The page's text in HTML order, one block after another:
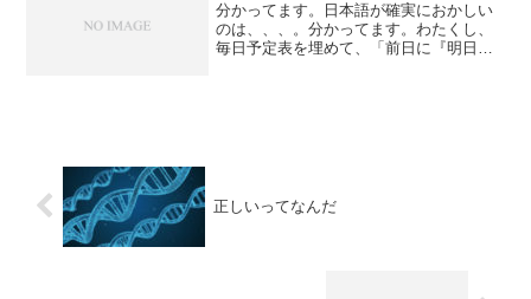
分かってます。日本語が確実におかしい
のは、、、。分かってます。わたくし、
毎日予定表を埋めて、「前日に『明日は
正しいってなんだ